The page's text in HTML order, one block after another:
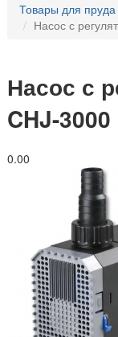
Товары для пруда
Насос с
Насос с
CHJ-3000
0.00